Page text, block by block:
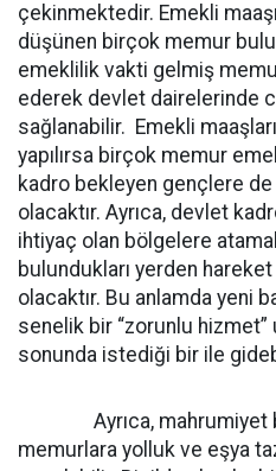
çekinmektedir. Emekli
düşünen birçok memur
emeklilik vakti gelmiş
ederek devlet dairelerinde
sağlanabilir. Emekli
yapılırsa birçok memur
kadro bekleyen gençlere de
olacaktır. Ayrıca, devlet
ihtiyaç olan bölgelere
bulundukları yerden
olacaktır. Bu anlamda yeni
senelik bir “zorunlu hizmet”
sonunda istediği bir ile
Ayrıca, mahrumiyet
memurlara yolluk ve eşya